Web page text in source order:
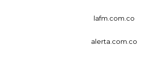
lafm.com.co
alerta.com.co